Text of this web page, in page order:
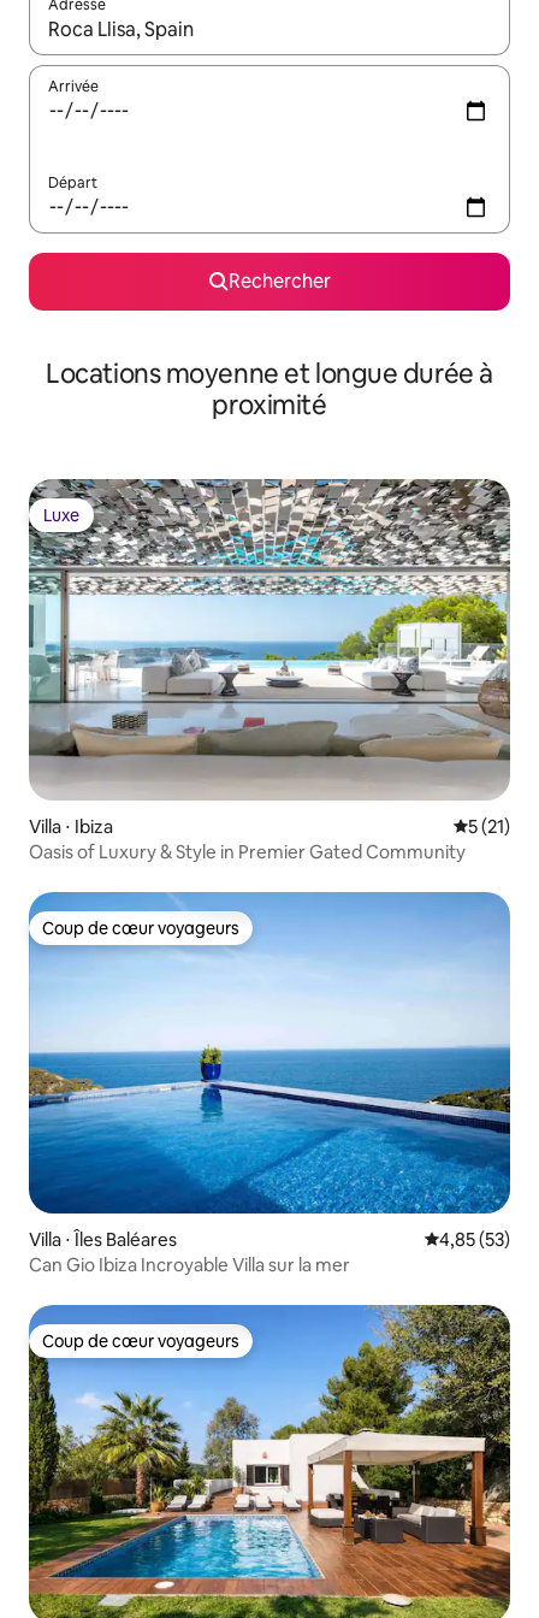
Adresse
Lorsque les résultats s'affichent, utilisez les flèches vers le
Arrivée
Départ
Rechercher
Locations moyenne et longue durée à
proximité
Luxe
Luxe
Villa ⋅ Ibiza
5 (21)
Oasis of Luxury & Style in Premier Gated Community
Coup de cœur voyageurs
Coup de cœur voyageurs
Villa ⋅ Îles Baléares Évaluation
4,85 (53)
Can Gio Ibiza Incroyable Villa sur la mer
Coup de cœur voyageurs
Coup de cœur voyageurs